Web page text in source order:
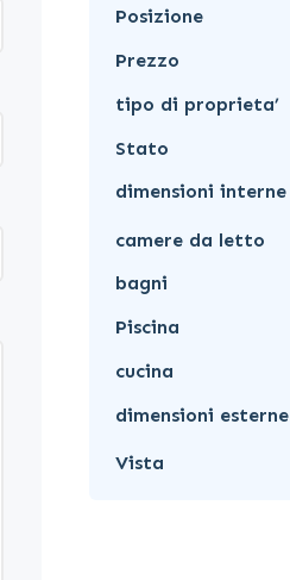
Posizione
Prezzo
tipo di proprieta’
Stato
dimensioni interne
camere da letto
bagni
Piscina
cucina
dimensioni esterne
Vista